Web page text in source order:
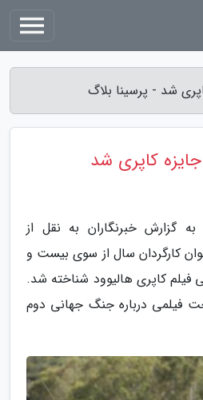
شد - پرسینا بلاگ
کاپری شد
گزارش خبرنگاران به نقل از
کارگردان سال از سوی بیست و
فیلم کاپری هالیوود شناخته شد.
فیلمی درباره جنگ جهانی دوم